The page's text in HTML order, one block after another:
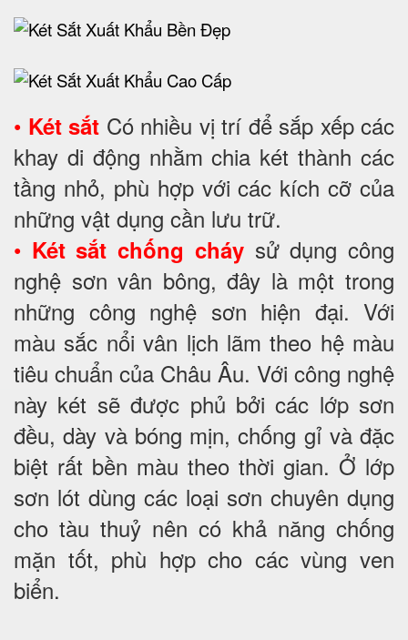
• Két sắt Có nhiều vị trí để sắp xếp các
khay di động nhằm chia két thành các
tầng nhỏ, phù hợp với các kích cỡ của
những vật dụng cần lưu trữ.
• Két sắt chống cháysử dụng công
nghệ sơn vân bông, đây là một trong
những công nghệ sơn hiện đại. Với
màu sắc nổi vân lịch lãm theo hệ màu
tiêu chuẩn của Châu Âu. Với công nghệ
này két sẽ được phủ bởi các lớp sơn
đều, dày và bóng mịn, chống gỉ và đặc
biệt rất bền màu theo thời gian. Ở lớp
sơn lót dùng các loại sơn chuyên dụng
cho tàu thuỷ nên có khả năng chống
mặn tốt, phù hợp cho các vùng ven
biển.